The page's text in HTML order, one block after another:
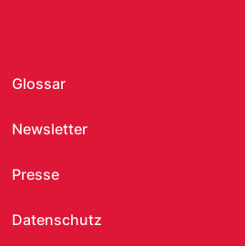
Domain, entlassen
Glossar
Newsletter
Presse
Datenschutz